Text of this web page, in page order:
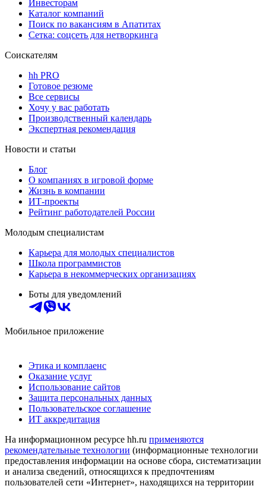
Инвесторам
Каталог компаний
Поиск по вакансиям в Апатитах
Сетка: соцсеть для нетворкинга
Соискателям
hh PRO
Готовое резюме
Все сервисы
Хочу у вас работать
Производственный календарь
Экспертная рекомендация
Новости и статьи
Блог
О компаниях в игровой форме
Жизнь в компании
ИТ-проекты
Рейтинг работодателей России
Молодым специалистам
Карьера для молодых специалистов
Школа программистов
Карьера в некоммерческих организациях
Боты для уведомлений
Мобильное приложение
Этика и комплаенс
Оказание услуг
Использование сайтов
Защита персональных данных
Пользовательское соглашение
ИТ аккредитация
На информационном ресурсе hh.ru применяются
рекомендательные технологии (информационные технологии
предоставления информации на основе сбора, систематизации
и анализа сведений, относящихся к предпочтениям
пользователей сети «Интернет», находящихся на территории